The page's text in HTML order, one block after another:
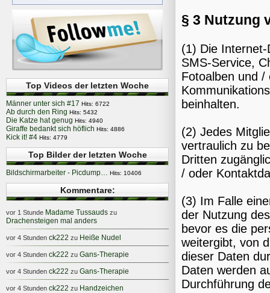
§ 3 Nutzung
(1) Die
SMS-Service,
Fotoalben und /
beinhalten.
(2) Jedes
vertraulich zu
Dritten
/ oder
(3) Im Falle
der Nutzung
bevor es die
weitergibt, von
dieser Daten
Daten werden
Durchführung
Top Videos der letzten Woche
Männer unter sich #17 Hits: 6722
Ab durch den Ring Hits: 5432
Die Katze hat genug Hits: 4940
Giraffe bedankt sich höflich Hits: 4886
Kick it! #4 Hits: 4779
Top Bilder der letzten Woche
Bildschirmarbeiter - Picdump… Hits: 10406
Kommentare:
vor 1 Stunde Madame Tussauds zu
Drachensteigen mal anders
vor 4 Stunden ck222 zu Heiße Nudel
vor 4 Stunden ck222 zu Gans-Therapie
vor 4 Stunden ck222 zu Gans-Therapie
vor 4 Stunden ck222 zu Handzeichen